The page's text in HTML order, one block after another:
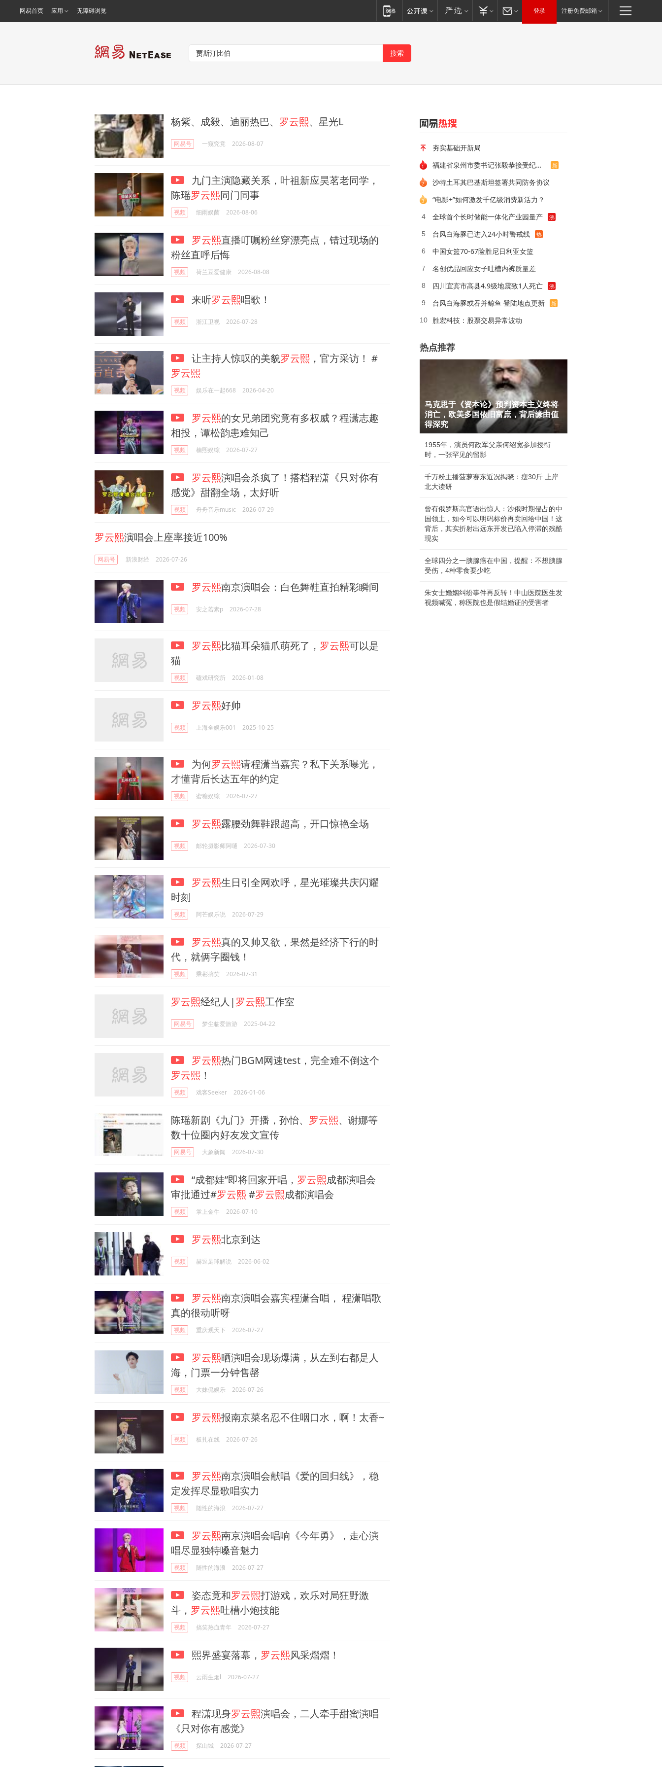
网易首页 应用 无障碍浏览 登录 注册免费邮箱
杨紫、成毅、迪丽热巴、 罗云熙、星光L
网易号 一窥究竟 2026-08-07
九门主演隐藏关系，叶祖新应昊茗老同学，
陈瑶罗云熙同门同事
视频 细雨娱菌 2026-08-06
罗云熙直播叮嘱粉丝穿漂亮点，错过现场的
粉丝直呼后悔
视频 荷兰豆爱健康 2026-08-08
来听罗云熙唱歌！
视频 浙江卫视 2026-07-28
让主持人惊叹的美貌罗云熙 ，官方采访！ #
罗云熙
视频 娱乐在一起668 2026-04-20
罗云熙的女兄弟团究竟有多权威？程潇志趣
相投，谭松韵患难知己
视频 楠熙娱综 2026-07-27
罗云熙演唱会杀疯了！搭档程潇《只对你有
感觉》甜翻全场，太好听
视频 舟舟音乐music 2026-07-29
罗云熙演唱会上座率接近100%
网易号 新浪财经 2026-07-26
罗云熙南京演唱会：白色舞鞋直拍精彩瞬间
视频 安之若素p 2026-07-28
罗云熙比猫耳朵猫爪萌死了， 罗云熙可以是
猫
视频 磕戏研究所 2026-01-08
罗云熙好帅
视频 上海全娱乐001 2025-10-25
为何罗云熙请程潇当嘉宾？私下关系曝光，
才懂背后长达五年的约定
视频 蜜糖娱综 2026-07-27
罗云熙露腰劲舞鞋跟超高，开口惊艳全场
视频 邮轮摄影师阿嗵 2026-07-30
罗云熙生日引全网欢呼，星光璀璨共庆闪耀
时刻
视频 阿芒娱乐说 2026-07-29
罗云熙真的又帅又欲，果然是经济下行的时
代，就俩字圈钱！
视频 乘彬搞笑 2026-07-31
罗云熙经纪人|罗云熙工作室
网易号 梦尘临爱旅游 2025-04-22
罗云熙热门BGM网速test，完全难不倒这个
罗云熙 ！
视频 戏客Seeker 2026-01-06
陈瑶新剧《九门》开播，孙怡、 罗云熙、谢娜等
数十位圈内好友发文宣传
网易号 大象新闻 2026-07-30
“成都娃”即将回家开唱， 罗云熙成都演唱会
审批通过#罗云熙 #罗云熙成都演唱会
视频 掌上金牛 2026-07-10
罗云熙北京到达
视频 赫逗足球解说 2026-06-02
罗云熙南京演唱会嘉宾程潇合唱， 程潇唱歌
真的很动听呀
视频 重庆观天下 2026-07-27
罗云熙晒演唱会现场爆满，从左到右都是人
海，门票一分钟售罄
视频 大妹侃娱乐 2026-07-26
罗云熙报南京菜名忍不住咽口水，啊！太香~
视频 板扎在线 2026-07-26
罗云熙南京演唱会献唱《爱的回归线》，稳
定发挥尽显歌唱实力
视频 随性的海浪 2026-07-27
罗云熙南京演唱会唱响《今年勇》，走心演
唱尽显独特嗓音魅力
视频 随性的海浪 2026-07-27
姿态竟和罗云熙打游戏，欢乐对局狂野激
斗， 罗云熙吐槽小炮技能
视频 搞笑热血青年 2026-07-27
熙界盛宴落幕， 罗云熙风采熠熠！
视频 云雨生烟l 2026-07-27
程潇现身罗云熙演唱会，二人牵手甜蜜演唱
《只对你有感觉》
视频 探山城 2026-07-27
夯实基础开新局
1
福建省泉州市委书记张毅恭接受纪律审查和监察调查 新
2
沙特土耳其巴基斯坦签署共同防务协议
“电影+”如何激发千亿级消费新活力？
4 全球首个长时储能一体化产业园量产 沸
5 台风白海豚已进入24小时警戒线 热
6 中国女篮70-67险胜尼日利亚女篮
7 名创优品回应女子吐槽内裤质量差
8 四川宜宾市高县4.9级地震致1人死亡 沸
9 台风白海豚或吞并鲸鱼 登陆地点更新 新
10 胜宏科技：股票交易异常波动
热点推荐
马克思于《资本论》预判资本主义终将
消亡，欧美多国依旧富庶，背后缘由值
得深究
1955年，演员何政军父亲何绍宽参加授衔
时，一张罕见的留影
千万粉主播菠萝赛东近况揭晓：瘦30斤 上岸
北大读研
曾有俄罗斯高官语出惊人：沙俄时期侵占的中
国领土，如今可以明码标价再卖回给中国！这
背后，其实折射出远东开发已陷入停滞的残酷
现实
全球四分之一胰腺癌在中国，提醒：不想胰腺
受伤，4种零食要少吃
朱女士婚姻纠纷事件再反转！中山医院医生发
视频喊冤，称医院也是假结婚证的受害者